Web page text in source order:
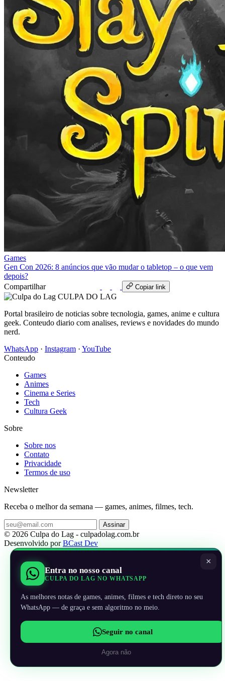
Games
Gen Con 2026: 8 anúncios que vão mudar o tabletop – o que vem
depois?
Compartilhar
Copiar link
CULPA DO LAG
Portal brasileiro de noticias sobre tecnologia, games, anime e cultura
geek. Conteudo diario com analises, reviews e novidades do mundo
nerd.
WhatsApp · Instagram · YouTube
Conteudo
Games
Animes
Cinema e Series
Tech
Cultura Geek
Sobre
Sobre nos
Contato
Privacidade
Termos de uso
Newsletter
Receba o melhor da semana — games, animes, filmes, tech.
Assinar
© 2026 Culpa do Lag - culpadolag.com.br
Desenvolvido porBCast Dev
×
Entra no nosso canal
CULPA DO LAG NO WHATSAPP
As melhores notas de games, animes, filmes e tech direto no seu
WhatsApp — de graça e sem algoritmo no meio.
Seguir no canal
Agora não